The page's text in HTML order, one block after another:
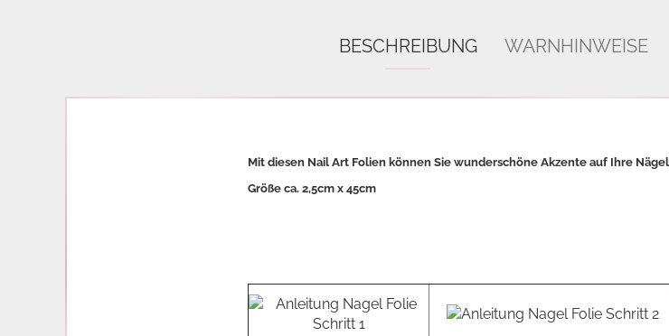
BESCHREIBUNG WARNHINWEISE
Mit diesen Nail Art Folien können Sie wunderschöne Akzente auf Ihre
Größe ca. 2,5cm x 45cm